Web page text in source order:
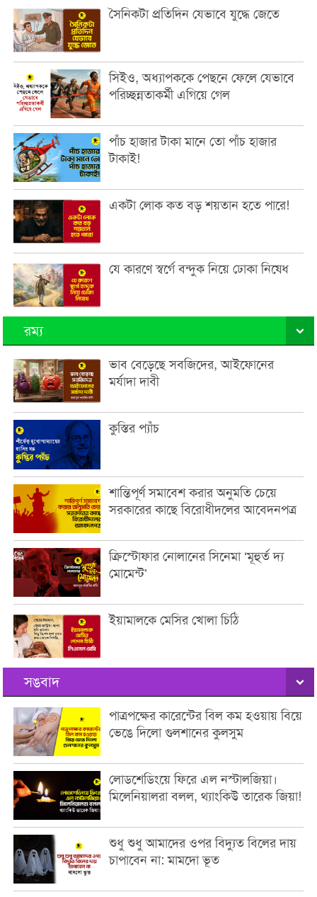
সৈনিকটা প্রতিদিন যেভাবে যুদ্ধে জেতে
সিইও, অধ্যাপককে পেছনে ফেলে যেভাবে
পরিচ্ছন্নতাকর্মী এগিয়ে গেল
পাঁচ হাজার টাকা মানে তো পাঁচ হাজার
টাকাই!
একটা লোক কত বড় শয়তান হতে পারে!
যে কারণে স্বর্গে বন্দুক নিয়ে ঢোকা নিষেধ
রম্য
ভাব বেড়েছে সবজিদের, আইফোনের
মর্যাদা দাবী
কুস্তির প্যাঁচ
শান্তিপূর্ণ সমাবেশ করার অনুমতি চেয়ে
সরকারের কাছে বিরোধীদলের আবেদনপত্র
ক্রিস্টোফার নোলানের সিনেমা ‘মূহুর্ত দ্য
মোমেন্ট’
ইয়ামালকে মেসির খোলা চিঠি
সঙবাদ
পাত্রপক্ষের কারেন্টের বিল কম হওয়ায় বিয়ে
ভেঙে দিলো গুলশানের কুলসুম
লোডশেডিংয়ে ফিরে এল নস্টালজিয়া।
মিলেনিয়ালরা বলল, থ্যাংকিউ তারেক জিয়া!
শুধু শুধু আমাদের ওপর বিদ্যুত বিলের দায়
চাপাবেন না: মামদো ভূত